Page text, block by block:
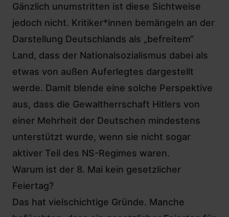
Gänzlich unumstritten ist diese Sichtweise
jedoch nicht. Kritiker*innen bemängeln an der
Darstellung Deutschlands als „befreitem“
Land, dass der Nationalsozialismus dabei als
etwas von außen Auferlegtes dargestellt
werde. Damit blende eine solche Perspektive
aus, dass die Gewaltherrschaft Hitlers von
einer Mehrheit der Deutschen mindestens
unterstützt wurde, wenn sie nicht sogar
aktiver Teil des NS-Regimes waren.
Warum ist der 8. Mai kein gesetzlicher
Feiertag?
Das hat vielschichtige Gründe. Manche